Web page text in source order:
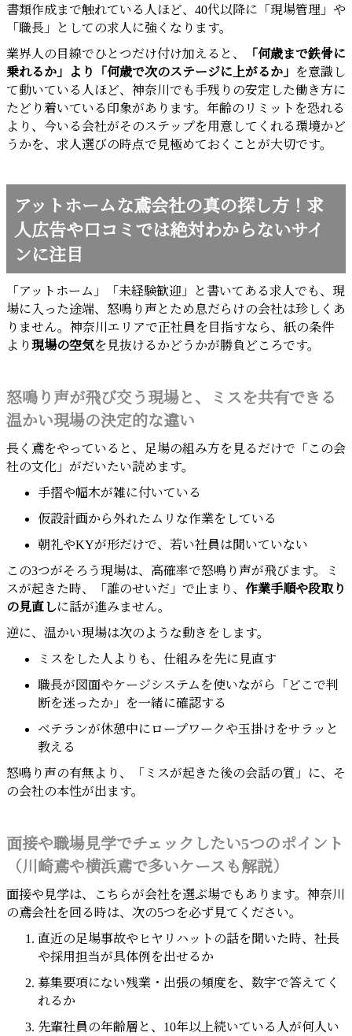
書類作成まで触れている人ほど、40代以降に「現場管理」や
「職長」としての求人に強くなります。
業界人の目線でひとつだけ付け加えると、
「何歳まで鉄骨に
乗れるか」より「何歳で次のステージに上がるか」
を意識し
て動いている人ほど、神奈川でも手残りの安定した働き方に
たどり着いている印象があります。年齢のリミットを恐れる
より、今いる会社がそのステップを用意してくれる環境かど
うかを、求人選びの時点で見極めておくことが大切です。
アットホームな鳶会社の真の探し方！求
人広告や口コミでは絶対わからないサイ
ンに注目
「アットホーム」「未経験歓迎」と書いてある求人でも、現
場に入った途端、怒鳴り声とため息だらけの会社は珍しくあ
りません。神奈川エリアで正社員を目指すなら、紙の条件
より 現場の空気を見抜けるかどうかが勝負どころです。
怒鳴り声が飛び交う現場と、ミスを共有できる
温かい現場の決定的な違い
長く鳶をやっていると、足場の組み方を見るだけで「この会
社の文化」がだいたい読めます。
手摺や幅木が雑に付いている
仮設計画から外れたムリな作業をしている
朝礼やKYが形だけで、若い社員は聞いていない
この3つがそろう現場は、高確率で怒鳴り声が飛びます。ミ
スが起きた時、「誰のせいだ」で止まり、 作業手順や段取り
の見直しに話が進みません。
逆に、温かい現場は次のような動きをします。
ミスをした人よりも、仕組みを先に見直す
職長が図面やケージシステムを使いながら「どこで判
断を迷ったか」を一緒に確認する
ベテランが休憩中にロープワークや玉掛けをサラッと
教える
怒鳴り声の有無より、「ミスが起きた後の会話の質」に、そ
の会社の本性が出ます。
面接や職場見学でチェックしたい5つのポイント
（川崎鳶や横浜鳶で多いケースも解説）
面接や見学は、こちらが会社を選ぶ場でもあります。神奈川
の鳶会社を回る時は、次の5つを必ず見てください。
直近の足場事故やヒヤリハットの話を聞いた時、社長
や採用担当が具体例を出せるか
募集要項にない残業・出張の頻度を、数字で答えてく
れるか
先輩社員の年齢層と、10年以上続いている人が何人い